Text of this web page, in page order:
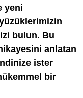
yeni
bulun. Bu
anlatan
ister
bir